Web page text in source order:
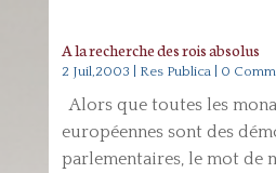
A la recherche des rois absolus
2 Juil,2003 Res Publica| 0
Alors que toutes les
européennes sont des
parlementaires, le mot de